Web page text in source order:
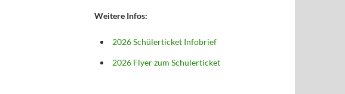
Weitere Infos:
2026 Schülerticket Infobrief
2026 Flyer zum Schülerticket